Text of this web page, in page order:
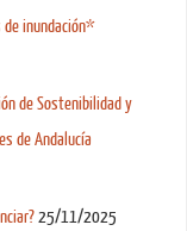
de inundación*
de Sostenibilidad y
de Andalucía
25/11/2025